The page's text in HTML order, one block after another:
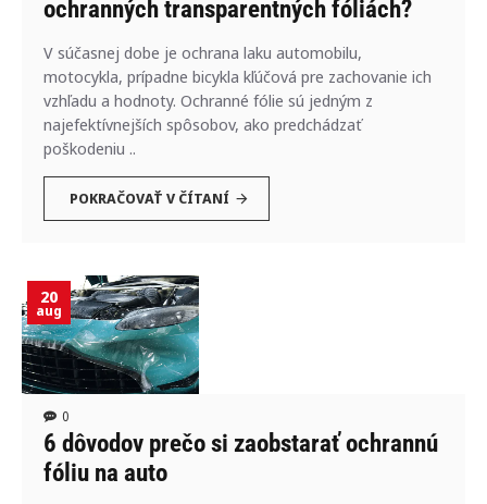
ochranných transparentných fóliách?
V súčasnej dobe je ochrana laku automobilu,
motocykla, prípadne bicykla kľúčová pre zachovanie ich
vzhľadu a hodnoty. Ochranné fólie sú jedným z
najefektívnejších spôsobov, ako predchádzať
poškodeniu ..
POKRAČOVAŤ V ČÍTANÍ
20
aug
0
6 dôvodov prečo si zaobstarať ochrannú
fóliu na auto